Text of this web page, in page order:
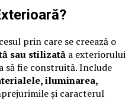
prin care se creează o
sau stilizată a exteriorului
să fie construită. Include
iluminarea,
și caracterul